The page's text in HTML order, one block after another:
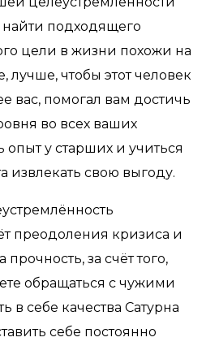
подходящего
цели в жизни похожи на
лучше, чтобы этот человек
вас, помогал вам достичь
во всех ваших
опыт у старших и учиться
извлекать свою выгоду.
преодоления кризиса и
за счёт того,
обращаться с чужими
в себе качества Сатурна
себе постоянно